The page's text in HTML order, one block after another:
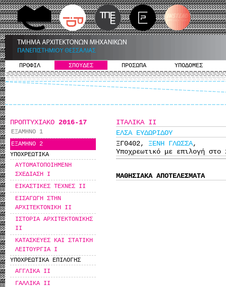
ΠΡΟΦΙΛ ΣΠΟΥΔΕΣ ΠΡΟΣΩΠΑ ΥΠΟΔΟΜΕΣ
ΠΡΟΠΤΥΧΙΑΚΟ 2016-17
ΕΞΑΜΗΝΟ 1
ΕΞΑΜΗΝΟ 2
ΥΠΟΧΡΕΩΤΙΚΑ
ΑΥΤΟΜΑΤΟΠΟΙΗΜΕΝΗ
ΣΧΕΔΙΑΣΗ I
ΕΙΚΑΣΤΙΚΕΣ ΤΕΧΝΕΣ ΙΙ
ΕΙΣΑΓΩΓΗ ΣΤΗΝ
ΑΡΧΙΤΕΚΤΟΝΙΚΗ ΙΙ
ΙΣΤΟΡΙΑ ΑΡΧΙΤΕΚΤΟΝΙΚΗΣ
ΙΙ
ΚΑΤΑΣΚΕΥΕΣ ΚΑΙ ΣΤΑΤΙΚΗ
ΛΕΙΤΟΥΡΓΙΑ Ι
ΥΠΟΧΡΕΩΤΙΚΑ ΕΠΙΛΟΓΗΣ
ΑΓΓΛΙΚΑ ΙΙ
ΓΑΛΛΙΚΑ ΙΙ
ΙΤΑΛΙΚΑ ΙΙ
ΕΛΣΑ ΕΥΔΩΡΙΔΟΥ
ΞΓ0402, ΞΕΝΗ ΓΛΩΣΣΑ,
Υποχρεωτικό με επιλογή
ΜΑΘΗΣΙΑΚΑ ΑΠΟΤΕΛΕΣΜΑΤΑ